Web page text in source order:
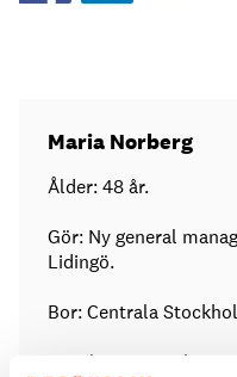
Maria Norberg
Ålder: 48 år.
Gör: Ny general
Lidingö.
Bor: Centrala
Familj: Man, tre barn